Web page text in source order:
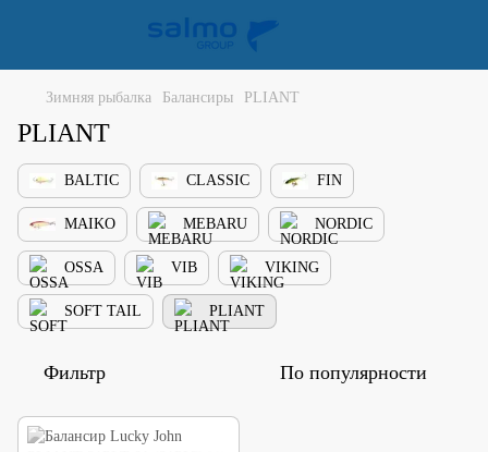
Зимняя рыбалка Балансиры PLIANT
PLIANT
BALTIC CLASSIC FIN
MAIKO MEBARU NORDIC
OSSA VIB VIKING
SOFT TAIL PLIANT
Фильтр По популярности